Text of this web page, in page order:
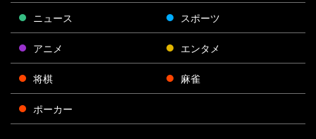
ニュース スポーツ
アニメ エンタメ
将棋 麻雀
ポーカー